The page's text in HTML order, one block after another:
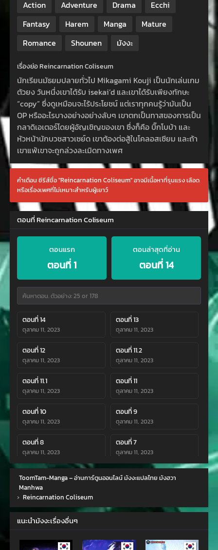
Action Adventure Drama
Ecchi
Fantasy
Harem Manga
Mature
Romance
Shounen มังงะ
เรื่องย่อ Reincarnation Coliseum
นักเรียนมัธยมปลายทั่วไป Mikagami Kouji เป็นนักเล่นเกม
ตัวยง วันหนึ่งเขาได้รับ isekai’d และเขาได้รับเพียงทักษะ
“copy” ซึ่งดูเหมือนจะไร้ประโยชน์ แต่เราทุกคนรู้ว่ามันเป็น
OP หรืออะไรบางอย่างอย่างลับๆ เขาตกเป็นทาสของการเป็น
กลาดิเอเตอร์โดยผู้อัญเชิญของเขา ซึ่งก็คือ บิ๊กโบบ้า และ
หัวหน้านักบวชสาวเซย์ด เขาต้องต่อสู้ในโคลอสเซียม และถ้า
เขาแพ้เขาจะถูกล่วงละเมิดทางเพศ
คำเตือน ซีรีส์ชื่อ "Reincarnation Coliseum" อาจมีเนื้อหาที่รุนแรง เลือด
หรือเรื่องเพศที่ไม่เหมาะสำหรับผู้เยาว์
ตอนที่ Reincarnation Coliseum
ตอนแรก
ตอนที่ 1
ตอนล่าสุดที่อ่าน
ตอนที่ 14
ตอนที่ 14
ตุลาคม 11, 2023
ตอนที่ 13
ตุลาคม 11, 2023
ตอนที่ 12
ตุลาคม 11, 2023
ตอนที่ 11.2
ตุลาคม 11, 2023
ตอนที่ 11.1
ตุลาคม 11, 2023
ตอนที่ 11
ตุลาคม 11, 2023
ตอนที่ 10
ตุลาคม 11, 2023
ตอนที่ 9
ตุลาคม 11, 2023
ตอนที่ 8
ตุลาคม 11, 2023
ตอนที่ 7
ตุลาคม 11, 2023
ตุลาคม 11, 2023
ตอนที่ 5
ตุลาคม 11, 2023
ตุลาคม 11, 2023 ตุลาคม 11, 2023
ตุลาคม 11, 2023 ตุลาคม 11, 2023
ToomTam-Manga – อ่านการ์ตูนออนไลน์ มังงะแปลไทย มังฮวา
Manhwa
› Reincarnation Coliseum
แนะนำมังงะเรื่องอื่นๆ